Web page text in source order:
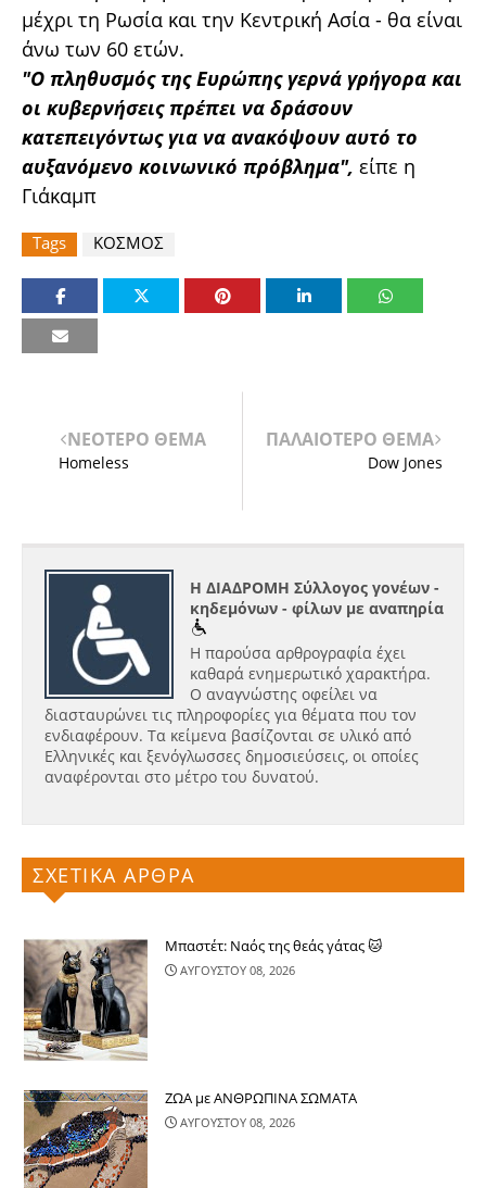
μέχρι τη Ρωσία και την Κεντρική Ασία - θα είναι
άνω των 60 ετών.
"Ο πληθυσμός της Ευρώπης γερνά γρήγορα και
οι κυβερνήσεις πρέπει να δράσουν
κατεπειγόντως για να ανακόψουν αυτό το
αυξανόμενο κοινωνικό πρόβλημα", είπε η
Γιάκαμπ
Tags ΚΟΣΜΟΣ
ΝΕΟΤΕΡΟ ΘΕΜΑ
Homeless
ΠΑΛΑΙΟΤΕΡΟ ΘΕΜΑ
Dow Jones
Η ΔΙΑΔΡΟΜΗ Σύλλογος γονέων -
κηδεμόνων - φίλων με αναπηρία
Η παρούσα αρθρογραφία έχει
καθαρά ενημερωτικό χαρακτήρα.
Ο αναγνώστης οφείλει να
διασταυρώνει τις πληροφορίες για θέματα που τον
ενδιαφέρουν. Τα κείμενα βασίζονται σε υλικό από
Ελληνικές και ξενόγλωσσες δημοσιεύσεις, οι οποίες
αναφέρονται στο μέτρο του δυνατού.
ΣΧΕΤΙΚΑ ΑΡΘΡΑ
Μπαστέτ: Ναός της θεάς γάτας 🐱
ΑΥΓΟΥΣΤΟΥ 08, 2026
ΖΩΑ με ΑΝΘΡΩΠΙΝΑ ΣΩΜΑΤΑ
ΑΥΓΟΥΣΤΟΥ 08, 2026